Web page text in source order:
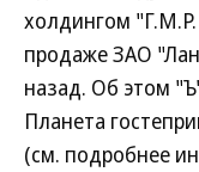
холдингом
продаже ЗАО
назад. Об этом
Планета
(см. подробнее